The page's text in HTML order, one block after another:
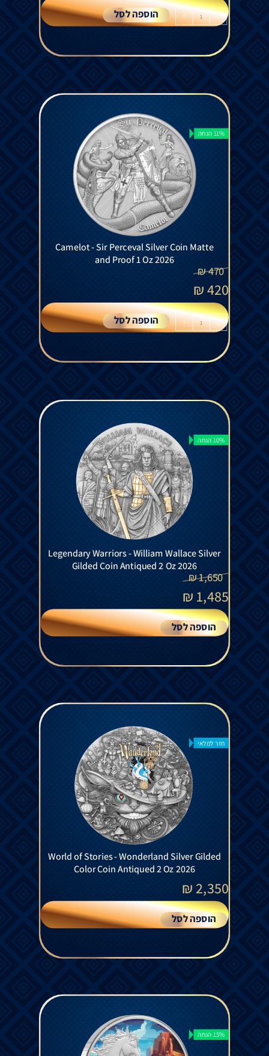
-
+ הוספה לסל
11% הנחה
Camelot - Sir Perceval Silver Coin Matte
and Proof 1 Oz 2026
470
₪
420
₪
-
+ הוספה לסל
10% הנחה
Legendary Warriors - William Wallace Silver
Gilded Coin Antiqued 2 Oz 2026
1,650
₪
1,485
₪
הוספה לסל
חזר למלאי
World of Stories - Wonderland Silver Gilded
Color Coin Antiqued 2 Oz 2026
2,350
₪
הוספה לסל
15% הנחה